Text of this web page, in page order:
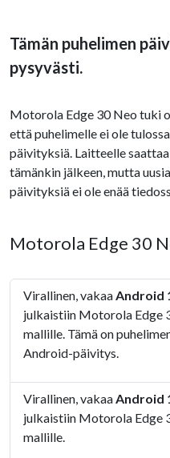
Tämän puhelimen
pysyvästi.
Motorola Edge 30 Neo tuki
että puhelimelle ei ole
päivityksiä. Laitteelle
tämänkin jälkeen, mutta
päivityksiä ei ole enää
Motorola Edge 30
Virallinen, vakaaAndroid
julkaistiin Motorola Edge
mallille. Tämä on
Android-päivitys.
Virallinen, vakaaAndroid
julkaistiin Motorola Edge
mallille.